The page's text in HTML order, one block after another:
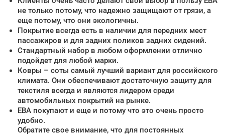
не только потому, что надежно защищают от грязи, а
еще потому, что они экологичны.
Покрытие всегда есть в наличии для передних мест
пассажиров и для задних поликов задних сидений.
Стандартный набор в любом оформлении отлично
подойдет для любой марки.
Ковры – соты самый лучший вариант для российского
климата. Они обеспечивают достаточную защиту для
текстиля всегда и являются лидером среди
автомобильных покрытий на рынке.
ЕВА покупают и еще и потому что это очень просто
удобно.
Обратите свое внимание, что для постоянных